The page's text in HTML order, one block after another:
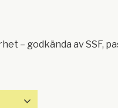
– godkända av SSF,